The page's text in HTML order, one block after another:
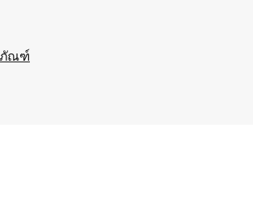
ภัณฑ์